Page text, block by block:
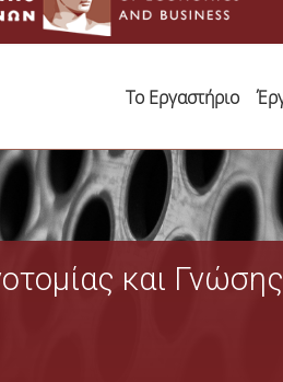
Το Εργαστήριο
και